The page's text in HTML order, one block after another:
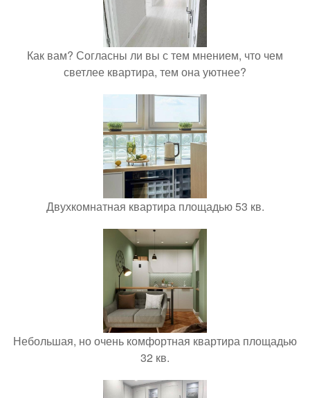
Как вам? Согласны ли вы с тем мнением, что чем
светлее квартира, тем она уютнее?
Двухкомнатная квартира площадью 53 кв.
Небольшая, но очень комфортная квартира площадью
32 кв.